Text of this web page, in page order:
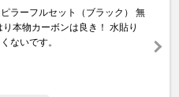
ラーフルセット（ブラック） 無
本物カーボンは良き！ 水貼り
ないです。